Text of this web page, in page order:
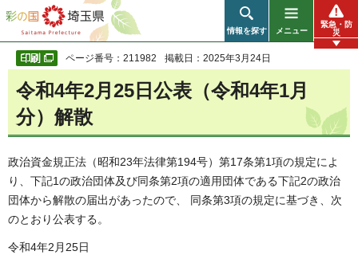
彩の国 埼玉県
情報を探す メニュー
緊急・防
災
ページ番号：211982 掲載日：2025年3月24日
令和4年2月25日公表（令和4年1月
分）解散
政治資金規正法（昭和23年法律第194号）第17条第1項の規定によ
り、下記1の政治団体及び同条第2項の適用団体である下記2の政治
団体から解散の届出があったので、 同条第3項の規定に基づき、次
のとおり公表する。
令和4年2月25日